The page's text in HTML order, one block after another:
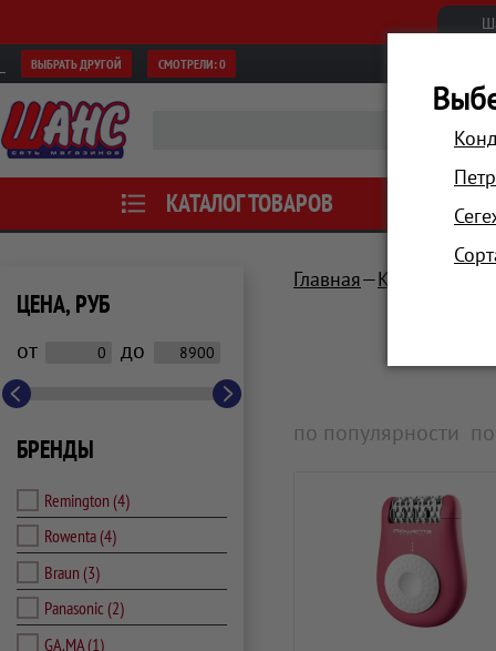
ВЫБРАТЬ ДРУГОЙ СМОТРЕЛИ:0
КАТАЛОГ ТОВАРОВ АКЦИИ
ЦЕНА, РУБ
от до
БРЕНДЫ
Remington (4)
Rowenta(4)
Braun (3)
Panasonic (2)
GA.MA(1)
Главная Красота и
по популярности